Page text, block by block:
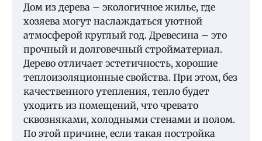
Дом из дерева – экологичное жилье, где
хозяева могут наслаждаться уютной
атмосферой круглый год. Древесина – это
прочный и долговечный стройматериал.
Дерево отличает эстетичность, хорошие
теплоизоляционные свойства. При этом, без
качественного утепления, тепло будет
уходить из помещений, что чревато
сквозняками, холодными стенами и полом.
По этой причине, если такая постройка